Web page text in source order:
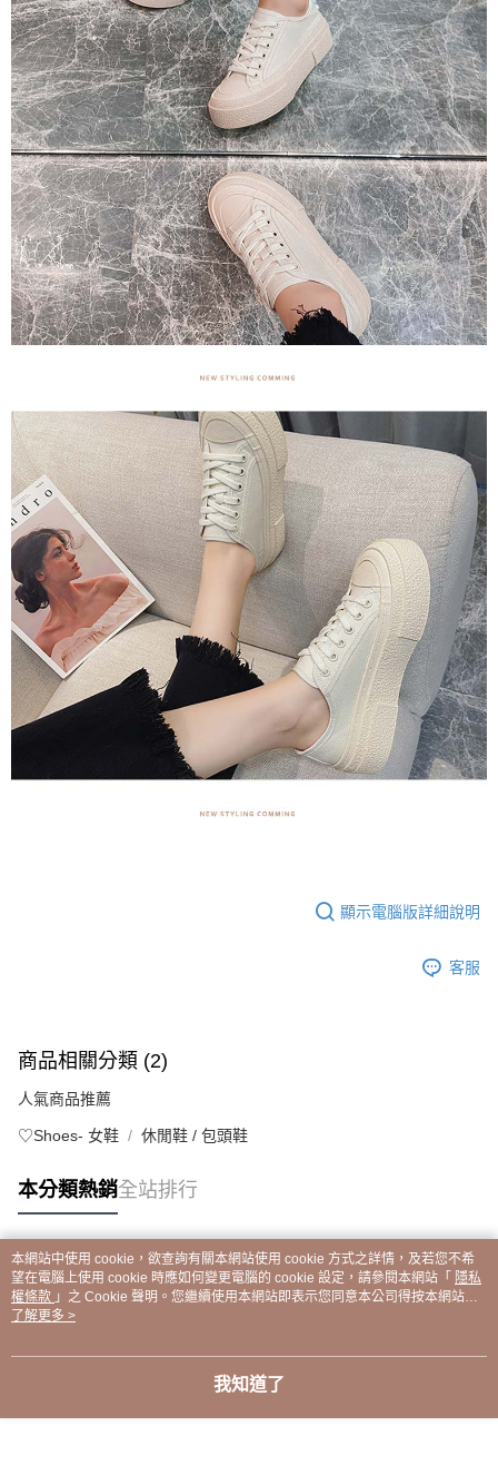
顯示電腦版詳細說明
客服
商品相關分類 (2)
人氣商品推薦
♡Shoes- 女鞋 休閒鞋 / 包頭鞋
本分類熱銷全站排行
熱門標籤
本網站中使用 cookie，欲查詢有關本網站使用 cookie 方式之詳情，及若您不希
望在電腦上使用 cookie 時應如何變更電腦的 cookie 設定，請參閱本網站「 隱私
權條款 」之 Cookie 聲明。您繼續使用本網站即表示您同意本公司得按本網站使
用條款之 Cookie 聲明使用 cookie。
了解更多 >
我知道了